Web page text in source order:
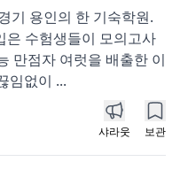
기 용인의 한 기숙학원.
은 수험생들이 모의고사
만점자 여럿을 배출한 이
임없이 ...
샤라웃 보관